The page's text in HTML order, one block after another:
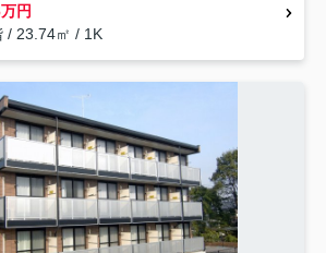
円
/ 23.74㎡ / 1K